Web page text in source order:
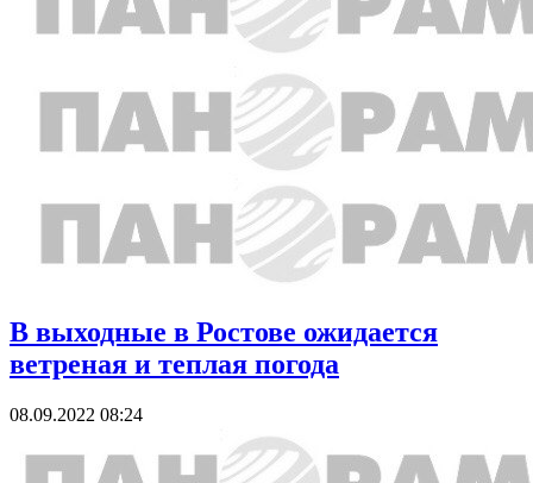
В выходные в Ростове ожидается
ветреная и теплая погода
08.09.2022 08:24